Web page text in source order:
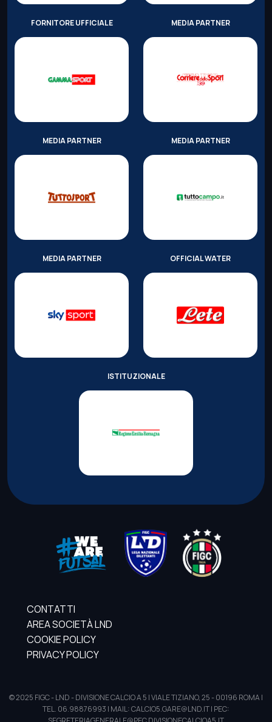
FORNITORE UFFICIALE MEDIA PARTNER
MEDIA PARTNER MEDIA PARTNER
MEDIA PARTNER OFFICIAL WATER
ISTITUZIONALE
CONTATTI
AREA SOCIETÀ LND
COOKIE POLICY
PRIVACY POLICY
© 2025 FIGC - LND - DIVISIONE CALCIO A 5 | VIALE TIZIANO, 25 - 00196 ROMA |
TEL. 06.98876993 | MAIL: CALCIO5.GARE@LND.IT | PEC: